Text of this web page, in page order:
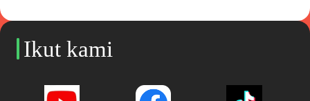
Ikut kami